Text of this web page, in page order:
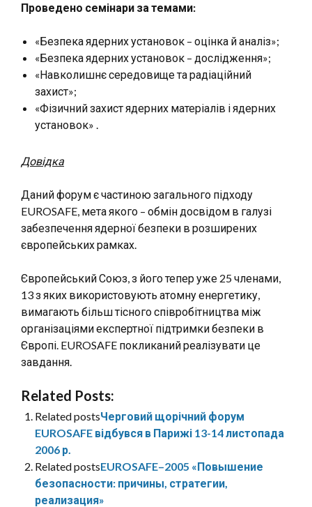
Проведено семінари за темами:
«Безпека ядерних установок – оцінка й аналіз»;
«Безпека ядерних установок – дослідження»;
«Навколишнє середовище та радіаційний
захист»;
«Фізичний захист ядерних матеріалів і ядерних
установок» .
Довідка
Даний форум є частиною загального підходу
EUROSAFE, мета якого – обмін досвідом в галузі
забезпечення ядерної безпеки в розширених
європейських рамках.
Європейський Союз, з його тепер уже 25 членами,
13 з яких використовують атомну енергетику,
вимагають більш тісного співробітництва між
організаціями експертної підтримки безпеки в
Європі. EUROSAFE покликаний реалізувати це
завдання.
Related Posts:
Related postsЧерговий щорічний форум
EUROSAFE відбувся в Парижі 13-14 листопада
2006 р.
Related postsEUROSAFE–2005 «Повышение
безопасности: причины, стратегии,
реализация»